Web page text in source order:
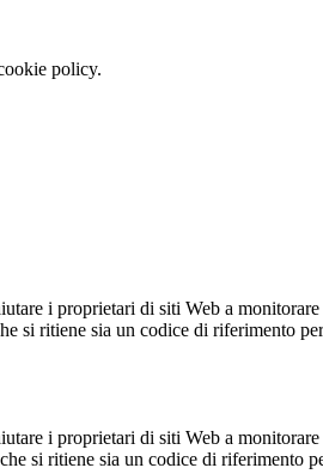
policy.
i proprietari di siti Web a
si ritiene sia un codice di riferimento
i proprietari di siti Web a
si ritiene sia un codice di riferimento